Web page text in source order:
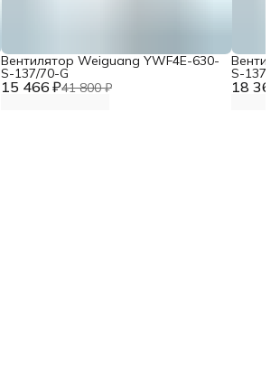
15 466 ₽41 800 ₽
Вентилятор Weiguang YWF4E-630-
S-137/70-G
18
S-137/